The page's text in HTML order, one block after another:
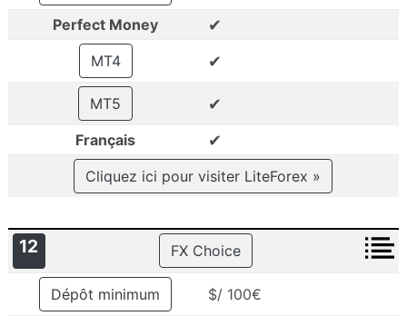
Perfect Money
✔
MT4 ✔
MT5 ✔
Français ✔
Cliquez ici pour visiter LiteForex »
12 FX Choice
Dépôt minimum
$/ 100€